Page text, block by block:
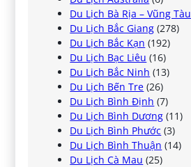
Du Lịch Bà Rịa – Vũng Tàu
Du Lịch Bắc Giang (278)
Du Lịch Bắc Kạn (192)
Du Lịch Bạc Liêu (16)
Du Lịch Bắc Ninh (13)
Du Lịch Bến Tre (26)
Du Lịch Bình Định (7)
Du Lịch Bình Dương (11)
Du Lịch Bình Phước (3)
Du Lịch Bình Thuận (14)
Du Lịch Cà Mau (25)